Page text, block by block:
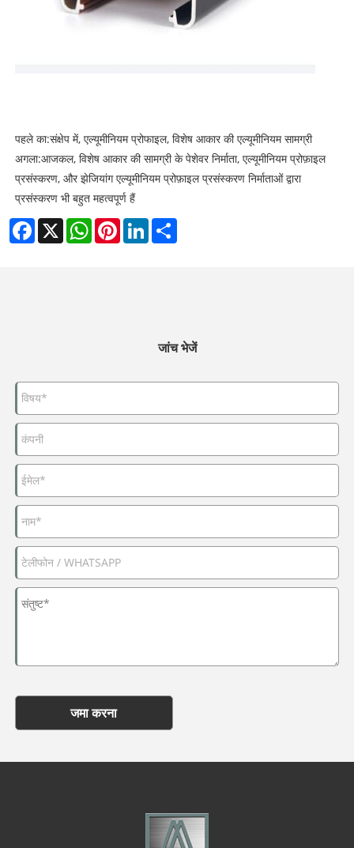
पहले का:संक्षेप में, एल्यूमीनियम प्रोफाइल, विशेष आकार की एल्यूमीनियम सामग्री
अगला:आजकल, विशेष आकार की सामग्री के पेशेवर निर्माता, एल्यूमीनियम प्रोफ़ाइल
प्रसंस्करण, और झेजियांग एल्यूमीनियम प्रोफ़ाइल प्रसंस्करण निर्माताओं द्वारा
प्रसंस्करण भी बहुत महत्वपूर्ण हैं
Facebook
X WhatsAppPinterestLinkedIn
जांच भेजें
जमा करना